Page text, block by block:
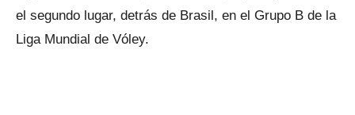
el segundo lugar, detrás de Brasil, en el Grupo B de la
Liga Mundial de Vóley.